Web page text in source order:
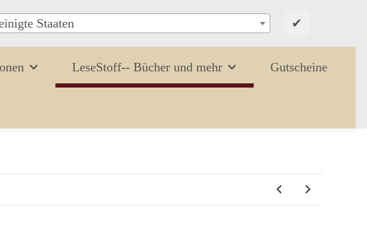
Staaten ✔
LeseStoff-- Bücher und mehr Gutscheine